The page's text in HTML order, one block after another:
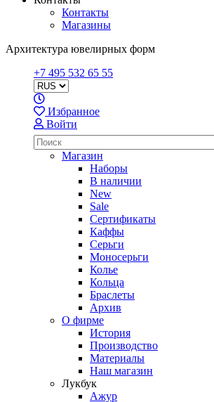
Контакты
Магазины
Архитектура ювелирных форм
+7 495 532 65 55
Избранное
Войти
Магазин
Наборы
В наличии
New
Sale
Сертификаты
Каффы
Серьги
Моносерьги
Колье
Кольца
Браслеты
Архив
О фирме
История
Производство
Материалы
Наш магазин
Лукбук
Ажур